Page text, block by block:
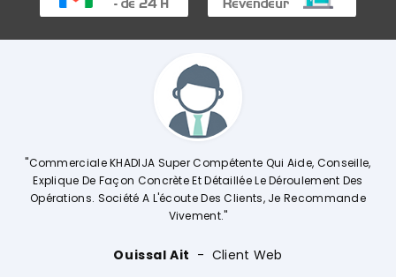
"Commerciale KHADIJA Super Compétente Qui Aide, Conseille,
Explique De Façon Concrète Et Détaillée Le Déroulement Des
Opérations. Société A L'écoute Des Clients, Je Recommande
Vivement."
Ouissal Ait Client Web